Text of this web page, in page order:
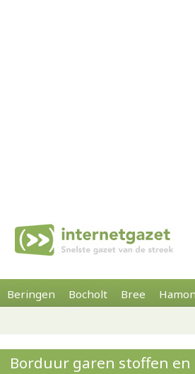
Beringen Bocholt Bree
Borduur garen stoffen en